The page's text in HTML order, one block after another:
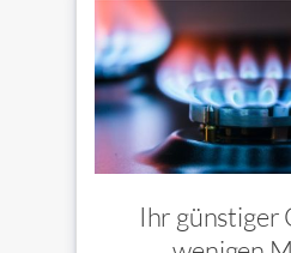
Ihr günstiger